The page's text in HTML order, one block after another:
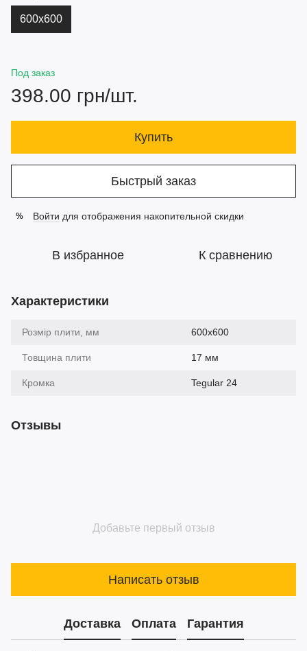
600х600
Под заказ
398.00 грн/шт.
Купить
Быстрый заказ
% Войти для отображения накопительной скидки
В избранное К сравнению
Характеристики
Розмір плити, мм 600х600
Товщина плити 17 мм
Кромка Tegular 24
Отзывы
Добавьте первый отзыв
Написать отзыв
Доставка Оплата Гарантия